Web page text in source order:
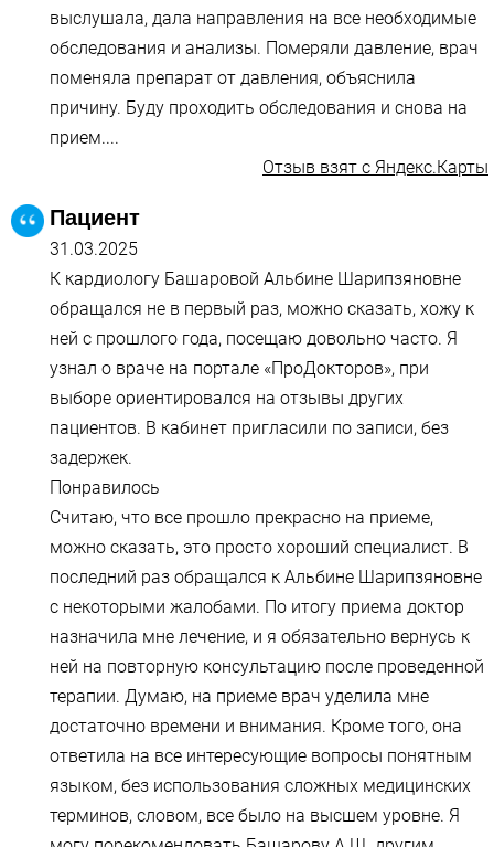
выслушала, дала направления на все необходимые
обследования и анализы. Померяли давление, врач
поменяла препарат от давления, объяснила
причину. Буду проходить обследования и снова на
прием....
Отзыв взят с Яндекс.Карты
Пациент
31.03.2025
К кардиологу Башаровой Альбине Шарипзяновне
обращался не в первый раз, можно сказать, хожу к
ней с прошлого года, посещаю довольно часто. Я
узнал о враче на портале «ПроДокторов», при
выборе ориентировался на отзывы других
пациентов. В кабинет пригласили по записи, без
задержек.
Понравилось
Считаю, что все прошло прекрасно на приеме,
можно сказать, это просто хороший специалист. В
последний раз обращался к Альбине Шарипзяновне
с некоторыми жалобами. По итогу приема доктор
назначила мне лечение, и я обязательно вернусь к
ней на повторную консультацию после проведенной
терапии. Думаю, на приеме врач уделила мне
достаточно времени и внимания. Кроме того, она
ответила на все интересующие вопросы понятным
языком, без использования сложных медицинских
терминов, словом, все было на высшем уровне. Я